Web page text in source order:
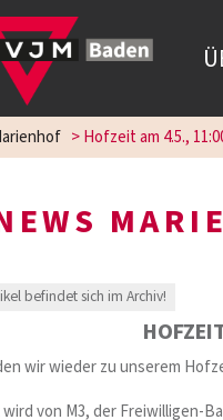
>Hofzeit am 4.5.,
befindet sich im Archiv!
wir wieder zu unserem
wird von M3, der Freiwilligen-